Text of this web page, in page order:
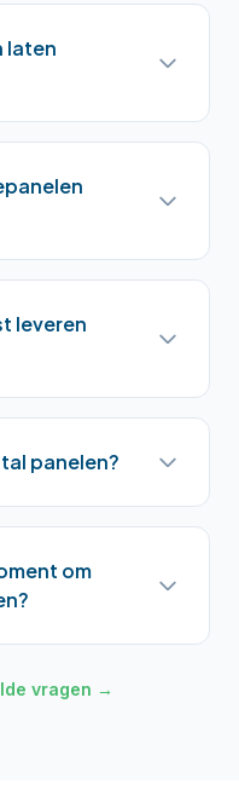
laten
leveren
panelen?
om
vragen →